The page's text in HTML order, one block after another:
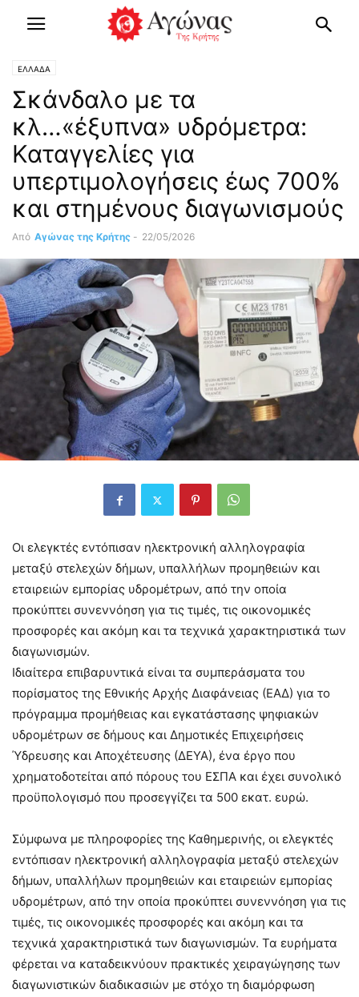
ΕΛΛΑΔΑ
Σκάνδαλο με τα
κλ…«έξυπνα» υδρόμετρα:
Καταγγελίες για
υπερτιμολογήσεις έως 700%
και στημένους διαγωνισμούς
Από Αγώνας της Κρήτης - 22/05/2026
Οι ελεγκτές εντόπισαν ηλεκτρονική αλληλογραφία
μεταξύ στελεχών δήμων, υπαλλήλων προμηθειών και
εταιρειών εμπορίας υδρομέτρων, από την οποία
προκύπτει συνεννόηση για τις τιμές, τις οικονομικές
προσφορές και ακόμη και τα τεχνικά χαρακτηριστικά των
διαγωνισμών.
Ιδιαίτερα επιβαρυντικά είναι τα συμπεράσματα του
πορίσματος της Εθνικής Αρχής Διαφάνειας (ΕΑΔ) για το
πρόγραμμα προμήθειας και εγκατάστασης ψηφιακών
υδρομέτρων σε δήμους και Δημοτικές Επιχειρήσεις
Ύδρευσης και Αποχέτευσης (ΔΕΥΑ), ένα έργο που
χρηματοδοτείται από πόρους του ΕΣΠΑ και έχει συνολικό
προϋπολογισμό που προσεγγίζει τα 500 εκατ. ευρώ.
Σύμφωνα με πληροφορίες της Καθημερινής, οι ελεγκτές
εντόπισαν ηλεκτρονική αλληλογραφία μεταξύ στελεχών
δήμων, υπαλλήλων προμηθειών και εταιρειών εμπορίας
υδρομέτρων, από την οποία προκύπτει συνεννόηση για τις
τιμές, τις οικονομικές προσφορές και ακόμη και τα
τεχνικά χαρακτηριστικά των διαγωνισμών. Τα ευρήματα
φέρεται να καταδεικνύουν πρακτικές χειραγώγησης των
διαγωνιστικών διαδικασιών με στόχο τη διαμόρφωση